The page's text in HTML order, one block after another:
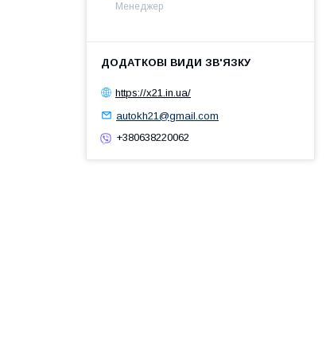
Менеджер
https://x21.in.ua/
autokh21@gmail.com
+380638220062